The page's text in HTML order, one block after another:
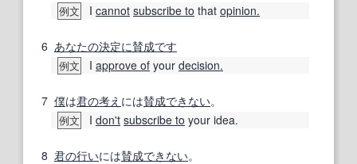
例文 I cannot subscribe to that opinion.
6 あなたの決定に賛成です
例文 I approve of your decision.
7 僕は君の考え には賛成できない。
例文 I don't subscribe to your idea.
8 君の行いには賛成できない。